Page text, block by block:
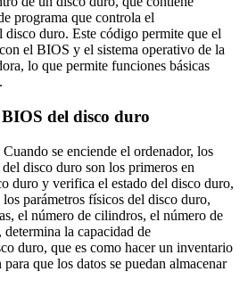
programa que controla el
duro. Este código permite que el
el BIOS y el sistema operativo de la
lo que permite funciones básicas
del disco duro
Cuando se enciende el ordenador, los
disco duro son los primeros en
duro y verifica el estado del disco duro,
parámetros físicos del disco duro,
el número de cilindros, el número de
la capacidad de
duro, que es como hacer un inventario
que los datos se puedan almacenar